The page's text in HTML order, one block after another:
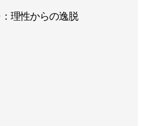
理性からの逸脱